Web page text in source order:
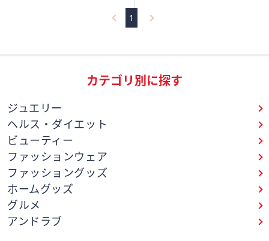
ワ
イ
プ
し
て
閲
覧
で
き
1
カテゴリ別に探す
ジュエリー
ヘルス・ダイエット
ビューティー
ファッションウェア
ファッショングッズ
ホームグッズ
グルメ
アンドラブ